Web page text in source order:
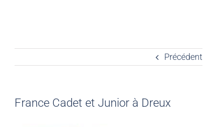
Précédent
France Cadet et Junior à Dreux